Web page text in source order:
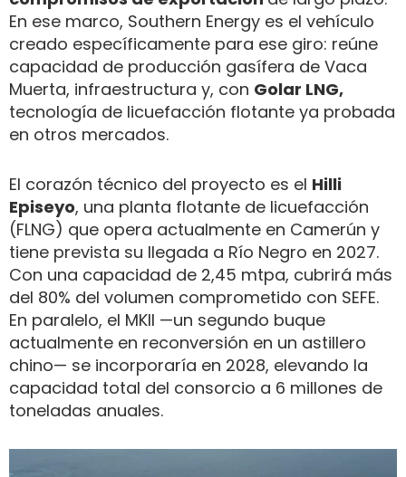
En ese marco, Southern Energy es el vehículo
creado específicamente para ese giro: reúne
capacidad de producción gasífera de Vaca
Muerta, infraestructura y, con Golar LNG,
tecnología de licuefacción flotante ya probada
en otros mercados.
El corazón técnico del proyecto es el Hilli
Episeyo, una planta flotante de licuefacción
(FLNG) que opera actualmente en Camerún y
tiene prevista su llegada a Río Negro en 2027.
Con una capacidad de 2,45 mtpa, cubrirá más
del 80% del volumen comprometido con SEFE.
En paralelo, el MKII —un segundo buque
actualmente en reconversión en un astillero
chino— se incorporaría en 2028, elevando la
capacidad total del consorcio a 6 millones de
toneladas anuales.